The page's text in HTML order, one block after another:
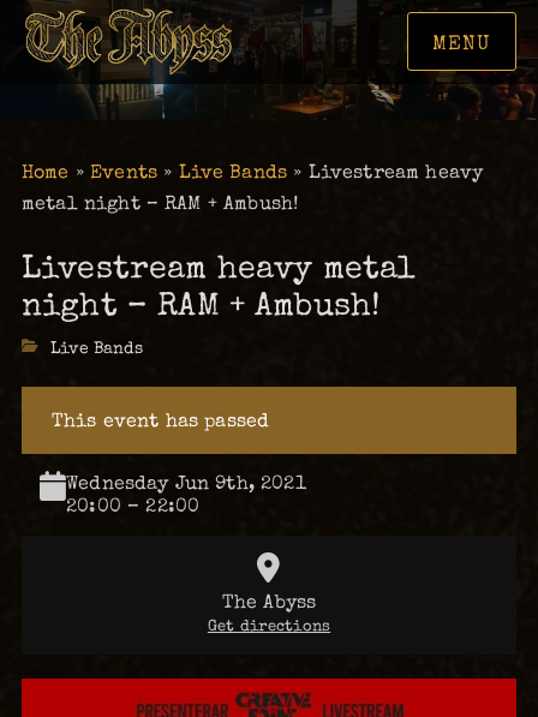
MENU
Home »Events » Live Bands » Livestream heavy
metal night – RAM + Ambush!
Livestream heavy metal
night – RAM + Ambush!
Categories
Live Bands
This event has passed
Wednesday Jun 9th, 2021
20:00 – 22:00
The Abyss
Get directions